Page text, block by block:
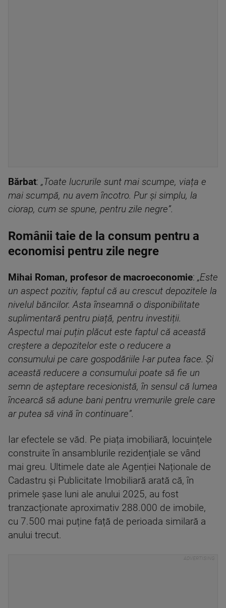
Bărbat: „Toate lucrurile sunt mai scumpe, viața e
mai scumpă, nu avem încotro. Pur și simplu, la
ciorap, cum se spune, pentru zile negre”.
Românii taie de la consum pentru a
economisi pentru zile negre
Mihai Roman, profesor de macroeconomie: „Este
un aspect pozitiv, faptul că au crescut depozitele la
nivelul băncilor. Asta înseamnă o disponibilitate
suplimentară pentru piață, pentru investiții.
Aspectul mai puțin plăcut este faptul că această
creștere a depozitelor este o reducere a
consumului pe care gospodăriile l-ar putea face. Și
această reducere a consumului poate să fie un
semn de așteptare recesionistă, în sensul că lumea
încearcă să adune bani pentru vremurile grele care
ar putea să vină în continuare”.
Iar efectele se văd. Pe piața imobiliară, locuințele
construite în ansamblurile rezidențiale se vând
mai greu. Ultimele date ale Agenției Naționale de
Cadastru și Publicitate Imobiliară arată că, în
primele șase luni ale anului 2025, au fost
tranzacționate aproximativ 288.000 de imobile,
cu 7.500 mai puține față de perioada similară a
anului trecut.